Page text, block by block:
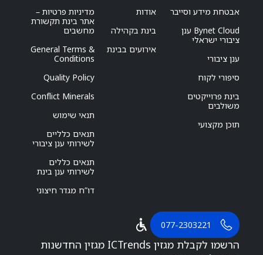
אבטחת מידע וסייבר
Bynet Cloud ענן
ציבורי ישראלי
ענן ציבורי
סיפורי לקוח
בינת פרוייקטים
משולבים
תוכן מקצועי
אודות
בינת בקהילה
אירועים בבינת
מדיניות פרטיות –
אתר בינת תקשורת
מחשבים
General Terms &
Conditions
Quality Policy
Conflict Minerals
תנאי שימוש
תנאים כלליים
לשירותי ענן ציבורי
תנאים כללים
לשירותי ענן בינת
דו”ח מגדר חיצוני
077-2303221
הרשמו לקבלת מגזין ICTrends מגזין החדשנות